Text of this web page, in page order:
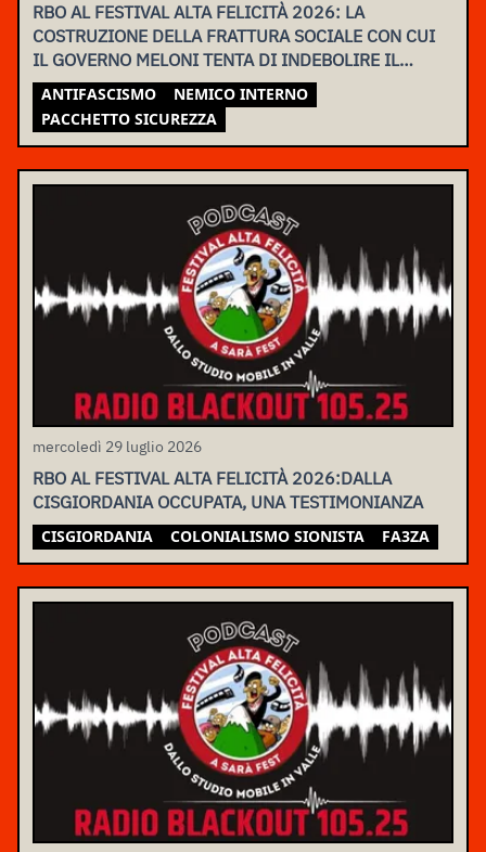
RBO AL FESTIVAL ALTA FELICITÀ 2026: LA
COSTRUZIONE DELLA FRATTURA SOCIALE CON CUI
IL GOVERNO MELONI TENTA DI INDEBOLIRE IL
MOVIMENTO
ANTIFASCISMO
NEMICO INTERNO
PACCHETTO SICUREZZA
mercoledì 29 luglio 2026
RBO AL FESTIVAL ALTA FELICITÀ 2026:DALLA
CISGIORDANIA OCCUPATA, UNA TESTIMONIANZA
CISGIORDANIA COLONIALISMO SIONISTA FA3ZA